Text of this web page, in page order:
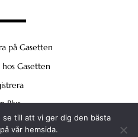
på Gasetten
Gasetten
Plus
till att vi ger dig den bästa
vår hemsida.